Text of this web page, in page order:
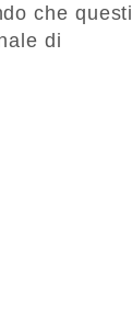
che questi
di